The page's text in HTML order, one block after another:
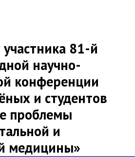
81-й
научно-
конференции
и студентов
проблемы
и
медицины»